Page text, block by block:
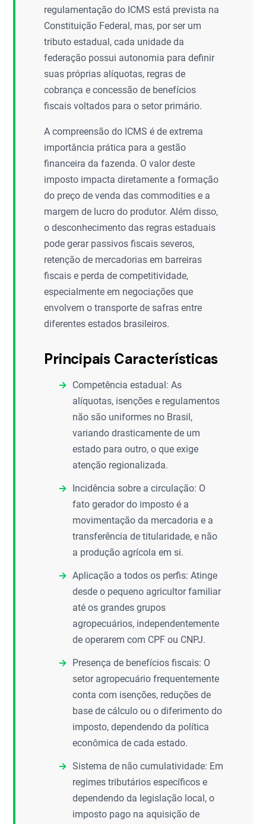
regulamentação do ICMS está prevista na
Constituição Federal, mas, por ser um
tributo estadual, cada unidade da
federação possui autonomia para definir
suas próprias alíquotas, regras de
cobrança e concessão de benefícios
fiscais voltados para o setor primário.
A compreensão do ICMS é de extrema
importância prática para a gestão
financeira da fazenda. O valor deste
imposto impacta diretamente a formação
do preço de venda das commodities e a
margem de lucro do produtor. Além disso,
o desconhecimento das regras estaduais
pode gerar passivos fiscais severos,
retenção de mercadorias em barreiras
fiscais e perda de competitividade,
especialmente em negociações que
envolvem o transporte de safras entre
diferentes estados brasileiros.
Principais Características
Competência estadual: As
alíquotas, isenções e regulamentos
não são uniformes no Brasil,
variando drasticamente de um
estado para outro, o que exige
atenção regionalizada.
Incidência sobre a circulação: O
fato gerador do imposto é a
movimentação da mercadoria e a
transferência de titularidade, e não
a produção agrícola em si.
Aplicação a todos os perfis: Atinge
desde o pequeno agricultor familiar
até os grandes grupos
agropecuários, independentemente
de operarem com CPF ou CNPJ.
Presença de benefícios fiscais: O
setor agropecuário frequentemente
conta com isenções, reduções de
base de cálculo ou o diferimento do
imposto, dependendo da política
econômica de cada estado.
Sistema de não cumulatividade: Em
regimes tributários específicos e
dependendo da legislação local, o
imposto pago na aquisição de